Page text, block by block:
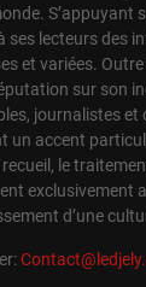
S’appuyant
ses lecteurs des
et variées.
sur son
journalistes et
un accent
le
exclusivement
d’une